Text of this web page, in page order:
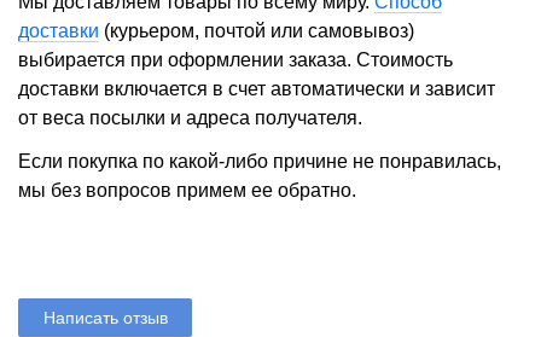
доставки (курьером, почтой или самовывоз)
выбирается при оформлении заказа. Стоимость
доставки включается в счет автоматически и зависит
от веса посылки и адреса получателя.
Если покупка по какой-либо причине не понравилась,
мы без вопросов примем ее обратно.
Написать отзыв